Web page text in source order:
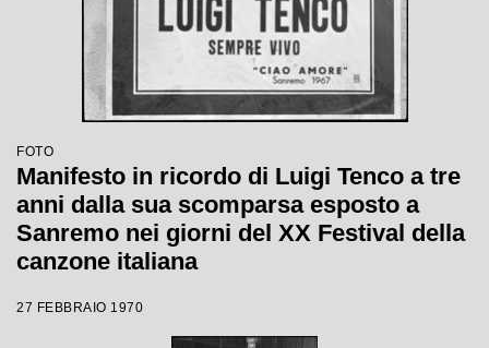
FOTO
Manifesto in ricordo di Luigi Tenco a tre
anni dalla sua scomparsa esposto a
Sanremo nei giorni del XX Festival della
canzone italiana
27 FEBBRAIO 1970